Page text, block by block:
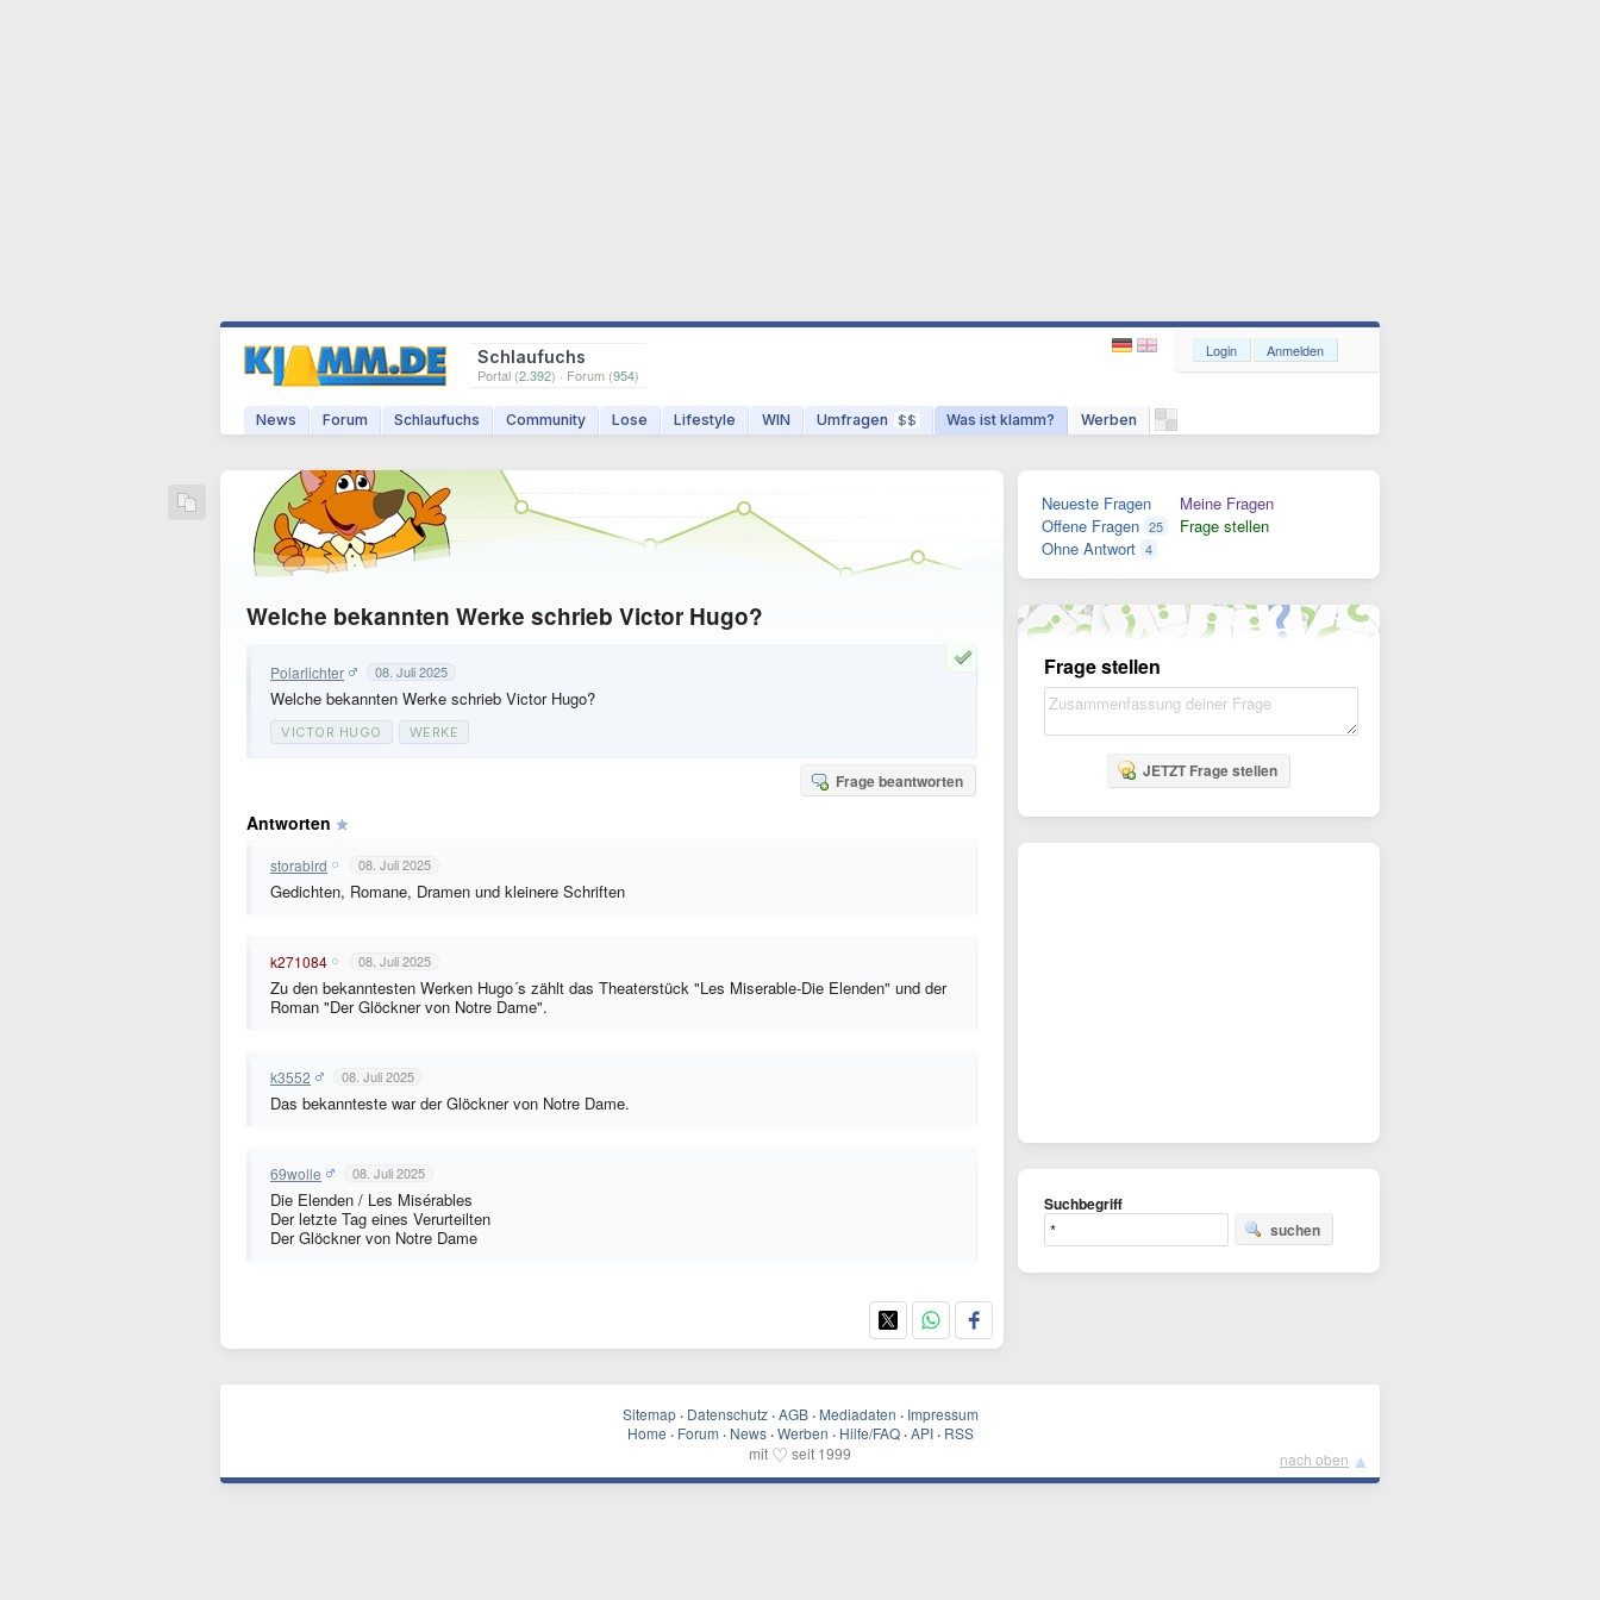
Schlaufuchs
Portal (2.392) · Forum (954)
News Forum Schlaufuchs Community Lose Lifestyle WIN Umfragen $$ Was ist klamm? Werben
Login Anmelden
Welche bekannten Werke schrieb Victor Hugo?
Polarlichter 08. Juli 2025
Welche bekannten Werke schrieb Victor Hugo?
VICTOR HUGO WERKE
Frage beantworten
Antworten
storabird 08. Juli 2025
Gedichten, Romane, Dramen und kleinere Schriften
k271084 08. Juli 2025
Zu den bekanntesten Werken Hugo´s zählt das Theaterstück "Les Miserable-Die Elenden" und der
Roman "Der Glöckner von Notre Dame".
k3552 08. Juli 2025
Das bekannteste war der Glöckner von Notre Dame.
69wolle 08. Juli 2025
Die Elenden / Les Misérables
Der letzte Tag eines Verurteilten
Der Glöckner von Notre Dame
Neueste Fragen
Offene Fragen 25
Ohne Antwort 4
Meine Fragen
Frage stellen
Frage stellen
JETZT Frage stellen
Suchbegriff
suchen
Sitemap · Datenschutz · AGB · Mediadaten · Impressum
Home · Forum · News · Werben · Hilfe/FAQ · API · RSS
mit ♡ seit 1999 nach oben ▲